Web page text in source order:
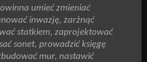
umieć zmieniać
inwazję, zarżnąć
statkiem, zaprojektować
sonet, prowadzić księgę
mur, nastawić